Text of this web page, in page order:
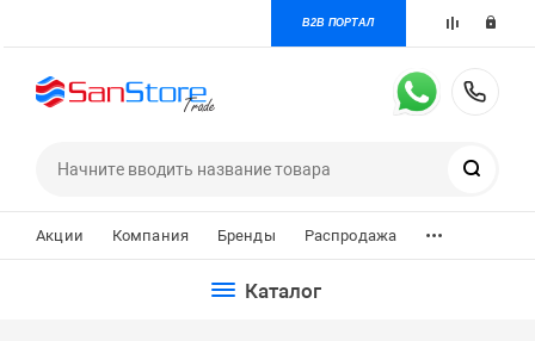
B2B ПОРТАЛ
Акции Компания Бренды Распродажа ...
Каталог